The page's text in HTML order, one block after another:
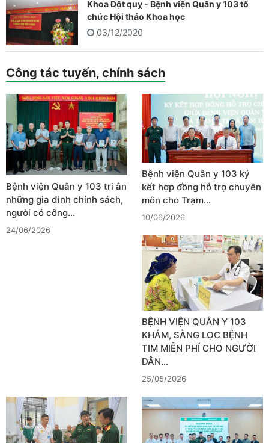
Khoa Đột quỵ - Bệnh viện Quân y 103 tổ
chức Hội thảo Khoa học
03/12/2020
Công tác tuyến, chính sách
Bệnh viện Quân y 103 tri ân
những gia đình chính sách,
người có công…
24/06/2026
Bệnh viện Quân y 103 ký
kết hợp đồng hỗ trợ chuyên
môn cho Trạm…
10/06/2026
BỆNH VIỆN QUÂN Y 103
KHÁM, SÀNG LỌC BỆNH
TIM MIỄN PHÍ CHO NGƯỜI
DÂN…
25/05/2026